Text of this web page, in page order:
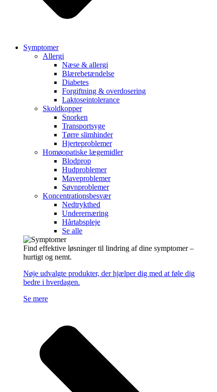
Symptomer
Allergi
Næse & allergi
Blærebetændelse
Diabetes
Forgiftning & overdosering
Laktoseintolerance
Skoldkopper
Snorken
Transportsyge
Tørre slimhinder
Hjerteproblemer
Homøopatiske lægemidler
Blodprop
Hudproblemer
Maveproblemer
Søvnproblemer
Koncentrationsbesvær
Nedtrykthed
Underernæring
Hårtabspleje
Se alle
Find effektive løsninger til lindring af dine symptomer –
hurtigt og nemt.
Nøje udvalgte produkter, der hjælper dig med at føle dig
bedre i hverdagen.
Se mere